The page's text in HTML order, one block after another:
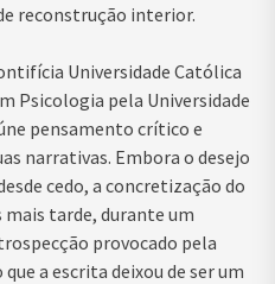
reconstrução interior.
Universidade Católica
Psicologia pela Universidade
pensamento crítico e
narrativas. Embora o desejo
cedo, a concretização do
tarde, durante um
provocado pela
a escrita deixou de ser um